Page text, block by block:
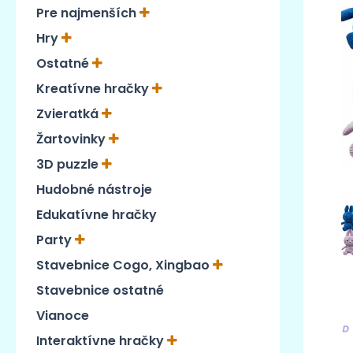
Pre najmenších
Hry
Ostatné
Kreatívne hračky
Zvieratká
Žartovinky
3D puzzle
Hudobné nástroje
Edukatívne hračky
Party
Stavebnice Cogo, Xingbao
Stavebnice ostatné
Vianoce
Interaktívne hračky